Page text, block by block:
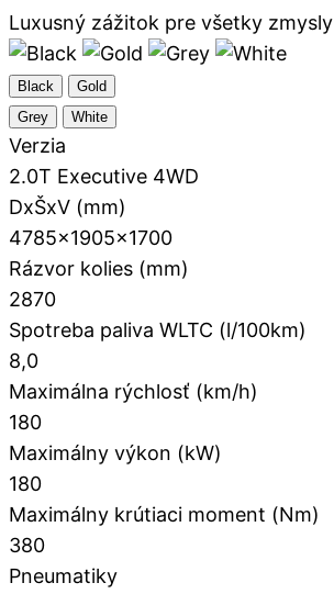
Luxusný zážitok pre všetky zmysly
Black
Gold
Grey
White
Verzia
2.0T Executive 4WD
DxŠxV (mm)
4785x1905x1700
Rázvor kolies (mm)
2870
Spotreba paliva WLTC (l/100km)
8,0
Maximálna rýchlosť (km/h)
180
Maximálny výkon (kW)
180
Maximálny krútiaci moment (Nm)
380
Pneumatiky